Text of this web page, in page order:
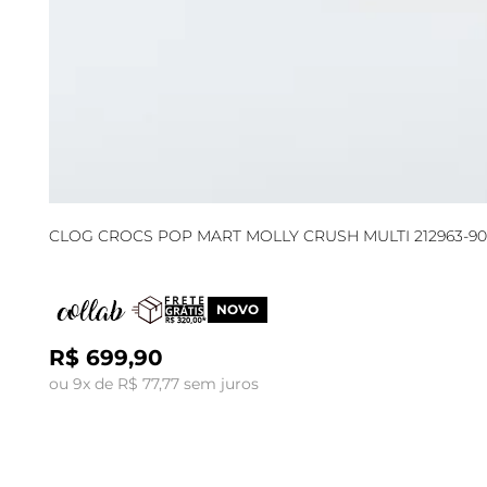
CLOG CROCS POP MART MOLLY CRUSH MULTI 212963-
NOVO
R$ 699,90
ou 9x de R$ 77,77 sem juros